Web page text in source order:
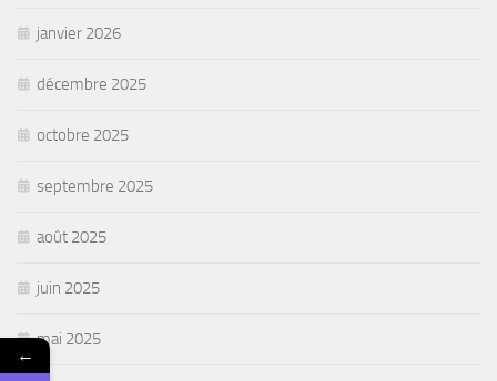
janvier 2026
décembre 2025
octobre 2025
septembre 2025
août 2025
juin 2025
mai 2025
←